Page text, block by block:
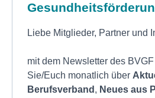
Liebe Mitglieder, Partner und
mit dem Newsletter des
Sie/Euch monatlich über
Berufsverband , Neues aus